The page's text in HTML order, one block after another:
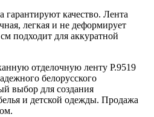
качество. Лента
легкая и не деформирует
подходит для аккуратной
отделочную ленту Р.9519
белорусского
выбор для создания
и детской одежды. Продажа